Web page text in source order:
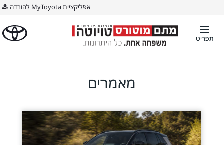
אפליקציית MyToyota להורדה
תפריט
מאמרים